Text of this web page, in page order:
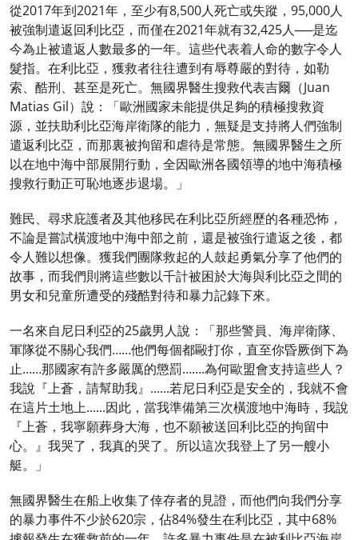
從2017年到2021年，至少有8,500人死亡或失蹤，95,000人
被強制遣返回利比亞，而僅在2021年就有32,425人──是迄
今為止被遣返人數最多的一年。這些代表着人命的數字令人
髮指。在利比亞，獲救者往往遭到有辱尊嚴的對待，如勒
索、酷刑、甚至是死亡。無國界醫生搜救代表吉爾（Juan
Matias Gil）說：「歐洲國家未能提供足夠的積極搜救資
源，並扶助利比亞海岸衛隊的能力，無疑是支持將人們強制
遣返利比亞，而那裏被拘留和虐待是常態。無國界醫生之所
以在地中海中部展開行動，全因歐洲各國領導的地中海積極
搜救行動正可恥地逐步退場。」
難民、尋求庇護者及其他移民在利比亞所經歷的各種恐怖，
不論是嘗試橫渡地中海中部之前，還是被強行遣返之後，都
令人難以想像。獲我們團隊救起的人鼓起勇氣分享了他們的
故事，而我們則將這些數以千計被困於大海與利比亞之間的
男女和兒童所遭受的殘酷對待和暴力記錄下來。
一名來自尼日利亞的25歲男人說：「那些警員、海岸衛隊、
軍隊從不關心我們……他們每個都毆打你，直至你昏厥倒下為
止……那國家有許多嚴厲的懲罰…….為何歐盟會支持這些人？
我說『上蒼，請幫助我』......若尼日利亞是安全的，我就不會
在這片土地上......因此，當我準備第三次橫渡地中海時，我說
『上蒼，我寧願葬身大海，也不願被送回利比亞的拘留中
心。』我哭了，我真的哭了。所以這次我登上了另一艘小
艇。」
無國界醫生在船上收集了倖存者的見證，而他們向我們分享
的暴力事件不少於620宗，佔84%發生在利比亞，其中68%